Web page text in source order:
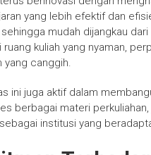
yang lebih efektif dan
mudah dijangkau
ruang kuliah yang nyaman,
yang canggih.
ini juga aktif dalam
berbagai materi
sebagai institusi yang